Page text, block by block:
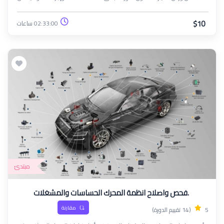
المخاطر الشائعة مثل الحريق، والصدمات الكهربائية، والتعامل مع المواد الكيميائية
والزيوت. كما تغطي أفضل الممارسات لاستخدام الأدوات والمعدات بشكل آمن،
$10 02:33:00 ساعات
مبتدئ
.فحص واصلاح انظمة المحرك الحساسات والمشغلات
5 (14 تقييم الدورة) مقارنة